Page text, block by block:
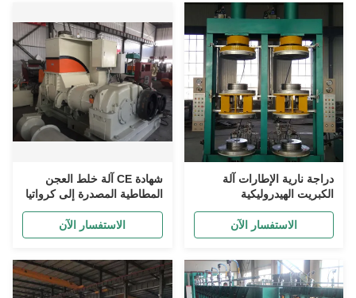
دراجة نارية الإطارات آلة
الكبريت الهيدروليكية
الاستفسار الآن
شهادة CE آلة خلط العجن
المطاطية المصدرة إلى كرواتيا
الاستفسار الآن